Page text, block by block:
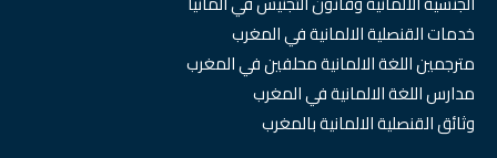
خدمات القنصلية الالمانية في المغرب
مترجمين اللغة الالمانية محلفين في المغرب
مدارس اللغة الالمانية في المغرب
وثائق القنصلية الالمانية بالمغرب